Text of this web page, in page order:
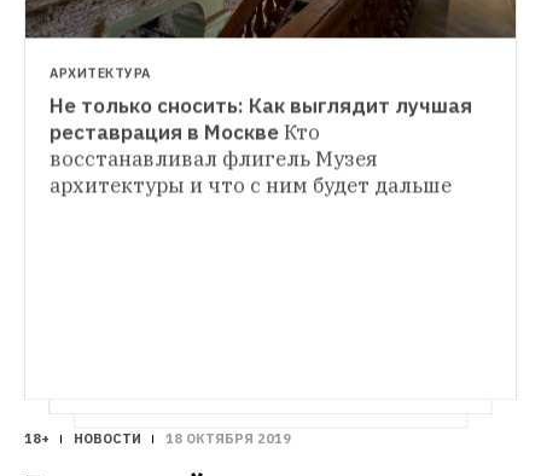
АРХИТЕКТУРА
Не только сносить: Как выглядит лучшая
реставрация в Москве Кто
восстанавливал флигель Музея
архитектуры и что с ним будет дальше
18+ НОВОСТИ 18 ОКТЯБРЯ 2019